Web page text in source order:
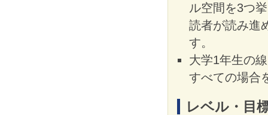
ル空間を3つ
読者が読み進
す。
大学1年生の
すべての場合
レベル・目